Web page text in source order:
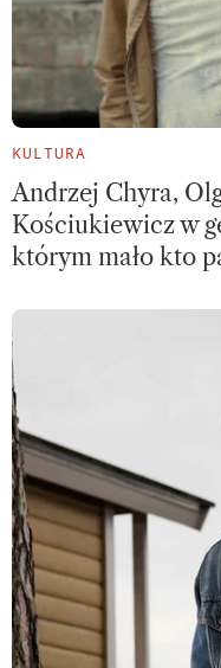
KULTURA
Andrzej Chyra,
Kościukiewicz w
którym mało kto